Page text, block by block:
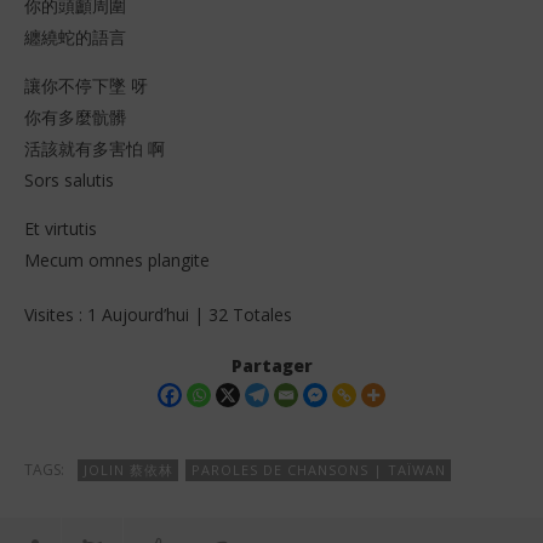
你的頭顱周圍
纏繞蛇的語言
讓你不停下墜 呀
你有多麼骯髒
活該就有多害怕 啊
Sors salutis
Et virtutis
Mecum omnes plangite
Visites : 1 Aujourd’hui | 32 Totales
Partager
TAGS: JOLIN 蔡依林 PAROLES DE CHANSONS | TAÏWAN